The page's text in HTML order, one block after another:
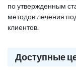
по утвержденным
методов лечения
клиентов.
Доступные